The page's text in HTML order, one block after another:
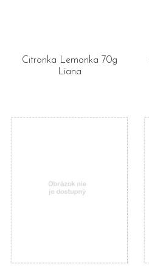
Citronka Lemonka 70g
Liana